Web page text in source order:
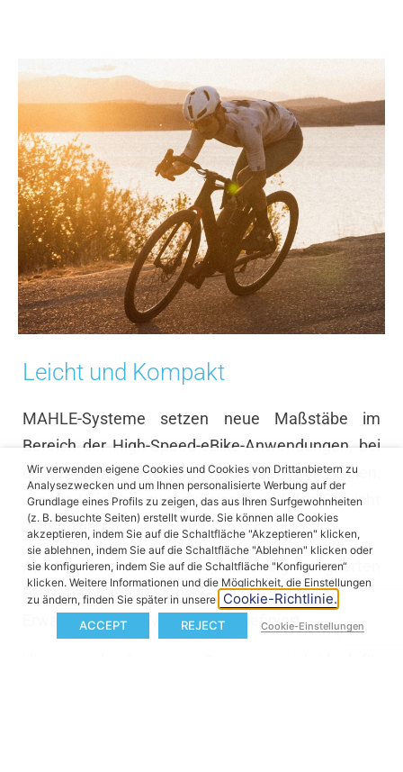
Leicht und Kompakt
MAHLE-Systeme setzen neue Maßstäbe im
Bereich der High-Speed-eBike-Anwendungen, bei
denen Naben eine entscheidende Rolle spielen,
um die Leistung zu maximieren und das Gewicht
zu reduzieren.
Als Pioniere in leichten, vollständig integrierten
Elektrifizierungslösungen hat MAHLE die
Erwartungen des Marktes neu definiert.
Wir verwenden eigene Cookies und Cookies von Drittanbietern zu
Analysezwecken und um Ihnen personalisierte Werbung auf der
Grundlage eines Profils zu zeigen, das aus Ihren Surfgewohnheiten
(z. B. besuchte Seiten) erstellt wurde. Sie können alle Cookies
akzeptieren, indem Sie auf die Schaltfläche "Akzeptieren" klicken,
sie ablehnen, indem Sie auf die Schaltfläche "Ablehnen" klicken oder
sie konfigurieren, indem Sie auf die Schaltfläche "Konfigurieren“
klicken. Weitere Informationen und die Möglichkeit, die Einstellungen
zu ändern, finden Sie später in unserer Cookie-Richtlinie.
ACCEPT REJECT Cookie-Einstellungen